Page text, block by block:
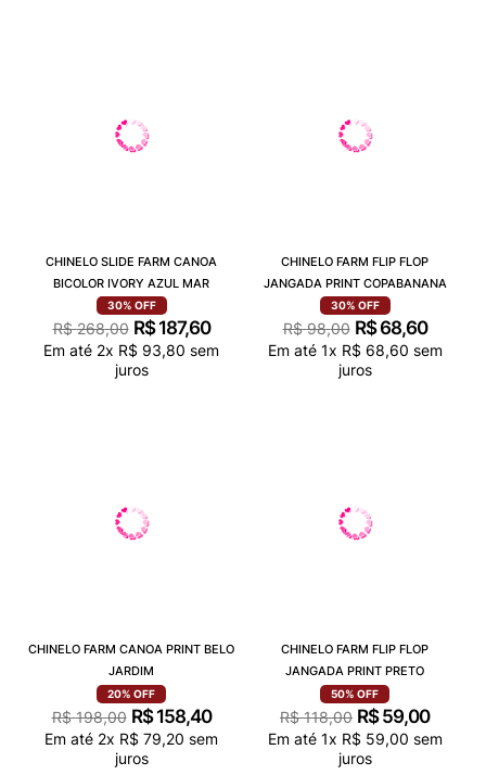
CHINELO SLIDE FARM CANOA
BICOLOR IVORY AZUL MAR
30% OFF
R$ 268,00 R$ 187,60
Em até 2x R$ 93,80 sem
juros
CHINELO FARM FLIP FLOP
JANGADA PRINT COPABANANA
30% OFF
R$ 98,00 R$ 68,60
Em até 1x R$ 68,60 sem
juros
CHINELO FARM CANOA PRINT BELO
JARDIM
20% OFF
R$ 198,00 R$ 158,40
Em até 2x R$ 79,20 sem
juros
CHINELO FARM FLIP FLOP
JANGADA PRINT PRETO
50% OFF
R$ 118,00 R$ 59,00
Em até 1x R$ 59,00 sem
juros